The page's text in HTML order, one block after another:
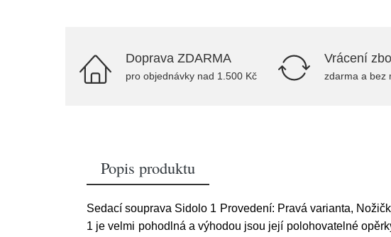
Doprava ZDARMA
pro objednávky nad 1.500 Kč
Vrácení
zdarma a bez
Popis produktu
Sedací souprava Sidolo 1 Provedení: Pravá varianta,
1 je velmi pohodlná a výhodou jsou její polohovatelné